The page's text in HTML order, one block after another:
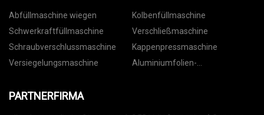
Abfüllmaschine wiegen
Kolbenfüllmaschine
Schwerkraftfüllmaschine
Verschließmaschine
Schraubverschlussmaschine
Kappenpressmaschine
Versiegelungsmaschine
Aluminiumfolien-
PARTNERFIRMA